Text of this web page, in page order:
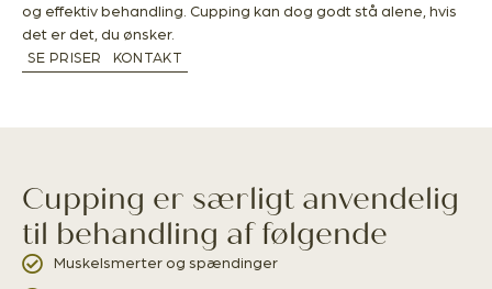
og effektiv behandling. Cupping kan dog godt stå alene, hvis
det er det, du ønsker.
SE PRISER KONTAKT
Cupping er særligt anvendelig
til behandling af følgende
Muskelsmerter og spændinger